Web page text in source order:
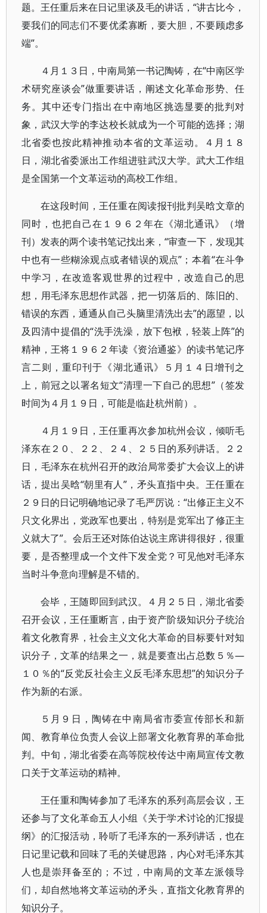
题。王任重后来在日记里谈及毛的讲话，“讲古比今，
要我们的同志们不要优柔寡断，要大胆，不要顾虑多
端”。
４月１３日，中南局第一书记陶铸，在“中南区学
术研究座谈会”做重要讲话，阐述文化革命形势、任
务。其中还专门指出在中南地区挑选显要的批判对
象，武汉大学的李达校长就成为一个可能的选择；湖
北省委也按此精神推动本省的文革运动。４月１８
日，湖北省委派出工作组进驻武汉大学。武大工作组
是全国第一个文革运动的高校工作组。
在这段时间，王任重在阅读报刊批判吴晗文章的
同时，也把自己在１９６２年在《湖北通讯》（增
刊）发表的两个读书笔记找出来，“审查一下，发现其
中也有一些糊涂观点或者错误的观点”；本着“在斗争
中学习，在改造客观世界的过程中，改造自己的思
想，用毛泽东思想作武器，把一切落后的、陈旧的、
错误的东西，通通从自己头脑里清洗出去”的愿望，以
及四清中提倡的“洗手洗澡，放下包袱，轻装上阵”的
精神，王将１９６２年读《资治通鉴》的读书笔记序
言二则，重印刊于《湖北通讯》５月１４日增刊之
上，前冠之以署名短文“清理一下自己的思想”（签发
时间为４月１９日，可能是临赴杭州前）。
４月１９日，王任重再次参加杭州会议，倾听毛
泽东在２０、２２、２４、２５日的系列讲话。２２
日，毛泽东在杭州召开的政治局常委扩大会议上的讲
话，提出吴晗“朝里有人”，矛头直指中央。王任重在
２９日的日记明确地记录了毛严厉说：“出修正主义不
只文化界出，党政军也要出，特别是党军出了修正主
义就大了”。会后王还对陈伯达说主席讲得很好，很重
要，是否整理成一个文件下发全党？可见他对毛泽东
当时斗争意向理解是不错的。
会毕，王随即回到武汉。４月２５日，湖北省委
召开会议，王任重断言，由于资产阶级知识分子统治
着文化教育界，社会主义文化大革命的目标要针对知
识分子，文革的结果之一，就是要查出占总数５％—
１０％的“反党反社会主义反毛泽东思想”的知识分子
作为新的右派。
５月９日，陶铸在中南局省市委宣传部长和新
闻、教育单位负责人会议上部署文化教育界的革命批
判。中旬，湖北省委在高等院校传达中南局宣传文教
口关于文革运动的精神。
王任重和陶铸参加了毛泽东的系列高层会议，王
还参与了文化革命五人小组《关于学术讨论的汇报提
纲》的汇报活动，聆听了毛泽东的一系列讲话，也在
日记里记载和回味了毛的关键思路，内心对毛泽东其
人也是崇拜备至的；不过，中南局的文革左派领导
们，却自然地将文革运动的矛头，直指文化教育界的
知识分子。